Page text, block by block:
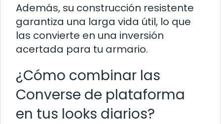
Además, su construcción resistente
garantiza una larga vida útil, lo que
las convierte en una inversión
acertada para tu armario.
¿Cómo combinar las
Converse de plataforma
en tus looks diarios?